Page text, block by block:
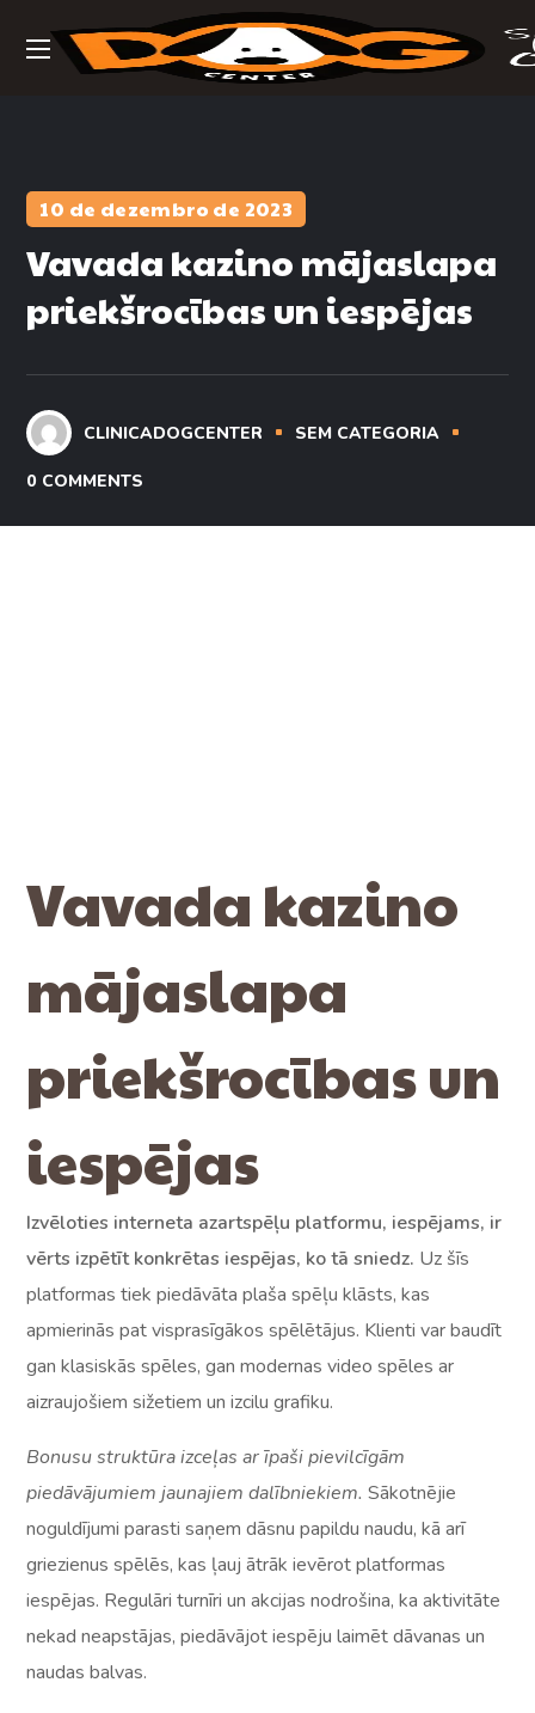
10 de dezembro de 2023
Vavada kazino mājaslapa
priekšrocības un iespējas
CLINICADOGCENTER SEM CATEGORIA
0 COMMENTS
Vavada kazino
mājaslapa
priekšrocības un
iespējas
Izvēloties interneta azartspēļu platformu, iespējams, ir
vērts izpētīt konkrētas iespējas, ko tā sniedz. Uz šīs
platformas tiek piedāvāta plaša spēļu klāsts, kas
apmierinās pat visprasīgākos spēlētājus. Klienti var baudīt
gan klasiskās spēles, gan modernas video spēles ar
aizraujošiem sižetiem un izcilu grafiku.
Bonusu struktūra izceļas ar īpaši pievilcīgām
piedāvājumiem jaunajiem dalībniekiem. Sākotnējie
noguldījumi parasti saņem dāsnu papildu naudu, kā arī
griezienus spēlēs, kas ļauj ātrāk ievērot platformas
iespējas. Regulāri turnīri un akcijas nodrošina, ka aktivitāte
nekad neapstājas, piedāvājot iespēju laimēt dāvanas un
naudas balvas.